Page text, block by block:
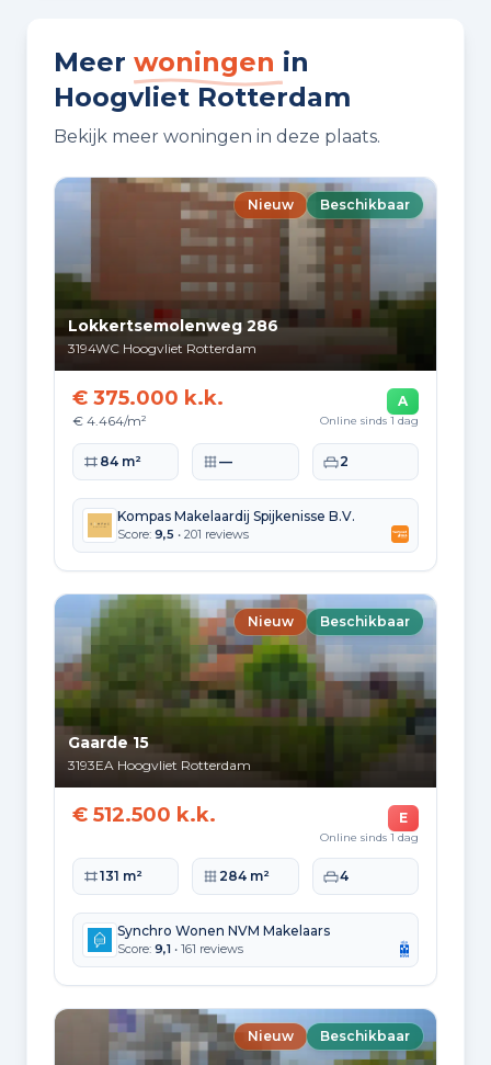
Aan rustige weg, beschutte ligging
en in woonwijk
Achtertuin en voortuin
TUIN LIGGING
Gelegen op het zuidoosten
BERGING
Aangebouwde stenen berging
Openbaar parkeren
Planning
AANGEBODEN SINDS
01-06-2026
VERKOOPDATUM
27-06-2026
Badkamer voorzieningen
Douche, toilet, en wastafelmeubel
Extra kenmerken
en mechanische ventilatie
Meer woningen in
Hoogvliet Rotterdam
Bekijk meer woningen in deze plaats.
Nieuw Beschikbaar
Lokkertsemolenweg 286
3194WC Hoogvliet Rotterdam
€ 375.000 k.k.
€ 4.464/m²
A
Online sinds 1 dag
Woonoppervlakte
84 m² Perceeloppervlakte
— Slaapkamers
2
Kompas Makelaardij Spijkenisse B.V.
Score: 9,5 • 201 reviews
Nieuw Beschikbaar
Gaarde 15
3193EA Hoogvliet Rotterdam
€ 512.500 k.k. E
Online sinds 1 dag
Woonoppervlakte
131 m² Perceeloppervlakte
284 m² Slaapkamers
4
Synchro Wonen NVM Makelaars
Score: 9,1 • 161 reviews
Nieuw Beschikbaar